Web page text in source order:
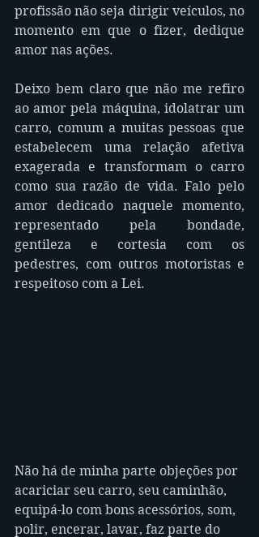
profissão não seja dirigir veículos, no
momento em que o fizer, dedique
amor nas ações.
Deixo bem claro que não me refiro
ao amor pela máquina, idolatrar um
carro, comum a muitas pessoas que
estabelecem uma relação afetiva
exagerada e transformam o carro
como sua razão de vida. Falo pelo
amor dedicado naquele momento,
representado pela bondade,
gentileza e cortesia com os
pedestres, com outros motoristas e
respeitoso com a Lei.
Não há de minha parte objeções por
acariciar seu carro, seu caminhão,
equipá-lo com bons acessórios, som,
polir, encerar, lavar, faz parte do